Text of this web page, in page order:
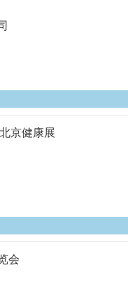
京健康展
会